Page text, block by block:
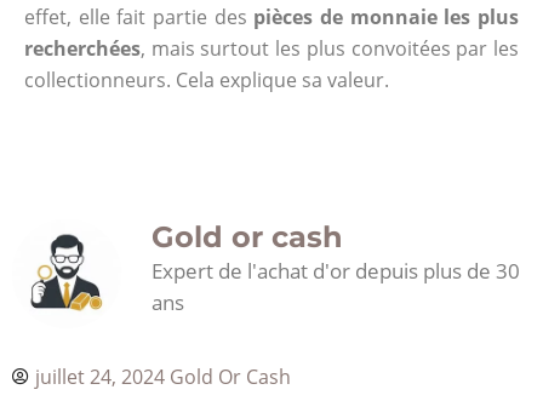
effet, elle fait partie des pièces de monnaie les plus
recherchées, mais surtout les plus convoitées par les
collectionneurs. Cela explique sa valeur.
Gold or cash
Expert de l'achat d'or depuis plus de 30
ans
juillet 24, 2024 Gold Or Cash